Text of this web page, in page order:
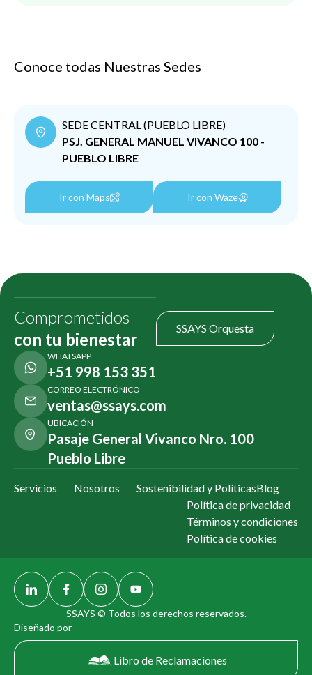
Conoce todas Nuestras Sedes
SEDE CENTRAL (PUEBLO LIBRE)
PSJ. GENERAL MANUEL VIVANCO 100 -
PUEBLO LIBRE
Ir con Maps Ir con Waze
Comprometidos
con tu bienestar
SSAYS Orquesta
+51 998 153 351
WHATSAPP
ventas@ssays.com
CORREO ELECTRÓNICO
Pasaje General Vivanco Nro. 100
Pueblo Libre
UBICACIÓN
Servicios Nosotros Sostenibilidad y PolíticasBlog
Política de privacidad
Términos y condiciones
Política de cookies
SSAYS © Todos los derechos reservados.
Diseñado por
Libro de Reclamaciones